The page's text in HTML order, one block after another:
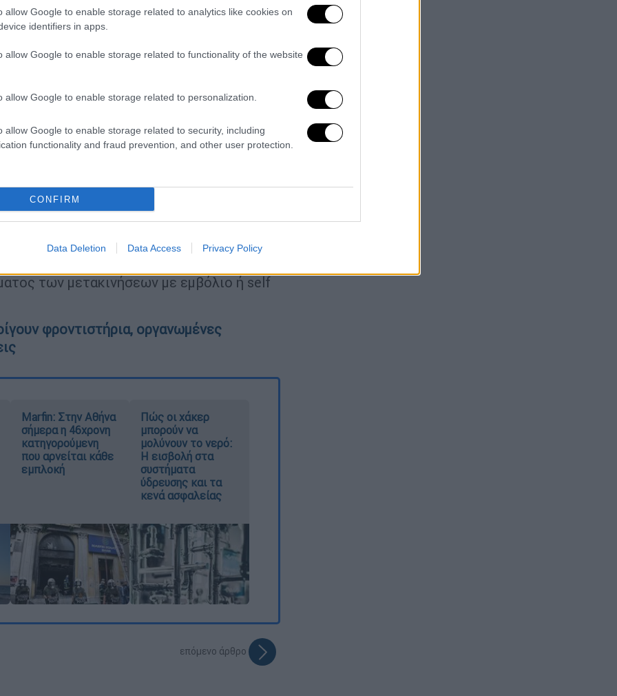
allow Google to enable storage related to analytics like cookies on
identifiers in apps.
allow Google to enable storage related to functionality of the website
allow Google to enable storage related to personalization.
allow Google to enable storage related to security, including
functionality and fraud prevention, and other user protection.
CONFIRM
Data Deletion Data Access Privacy Policy
επισήμανε πως το
έτοιμο τις επόμενες ημέρες», ενώ
των μετακινήσεων με εμβόλιο ή self
φροντιστήρια, οργανωμένες
Marfin: Στην Αθήνα
σήμερα η 46χρονη
κατηγορούμενη
που αρνείται κάθε
εμπλοκή
Πώς οι χάκερ
μπορούν να
μολύνουν το νερό:
Η εισβολή στα
συστήματα
ύδρευσης και τα
κενά ασφαλείας
επόμενο άρθρο